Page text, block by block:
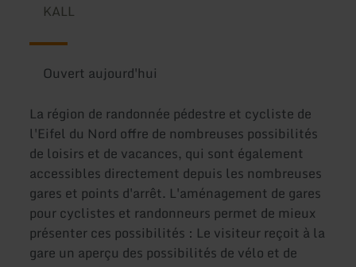
KALL
Ouvert aujourd'hui
La région de randonnée pédestre et cycliste de
l'Eifel du Nord offre de nombreuses possibilités
de loisirs et de vacances, qui sont également
accessibles directement depuis les nombreuses
gares et points d'arrêt. L'aménagement de gares
pour cyclistes et randonneurs permet de mieux
présenter ces possibilités : Le visiteur reçoit à la
gare un aperçu des possibilités de vélo et de